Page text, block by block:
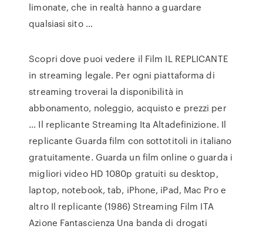
limonate, che in realtà hanno a guardare
qualsiasi sito …
Scopri dove puoi vedere il Film IL REPLICANTE
in streaming legale. Per ogni piattaforma di
streaming troverai la disponibilità in
abbonamento, noleggio, acquisto e prezzi per
… Il replicante Streaming Ita Altadefinizione. Il
replicante Guarda film con sottotitoli in italiano
gratuitamente. Guarda un film online o guarda i
migliori video HD 1080p gratuiti su desktop,
laptop, notebook, tab, iPhone, iPad, Mac Pro e
altro Il replicante (1986) Streaming Film ITA
Azione Fantascienza Una banda di drogati